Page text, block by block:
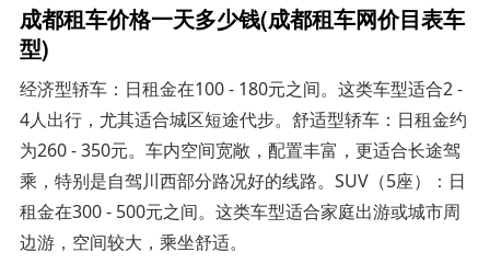
成都租车价格一天多少钱(成都租车网价目表车
型)
经济型轿车：日租金在100 - 180元之间。这类车型适合2 -
4人出行，尤其适合城区短途代步。舒适型轿车：日租金约
为260 - 350元。车内空间宽敞，配置丰富，更适合长途驾
乘，特别是自驾川西部分路况好的线路。SUV（5座）：日
租金在300 - 500元之间。这类车型适合家庭出游或城市周
边游，空间较大，乘坐舒适。